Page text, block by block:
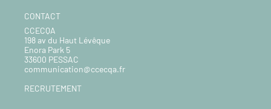
CONTACT
CCECQA
198 av du Haut Lévêque
Enora Park 5
33600 PESSAC
communication@ccecqa.fr
RECRUTEMENT